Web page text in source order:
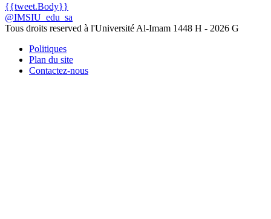
{{tweet.Body}}
@IMSIU_edu_sa
Tous droits reserved à l'Université Al-Imam 1448 H - 2026 G
Politiques
Plan du site
Contactez-nous